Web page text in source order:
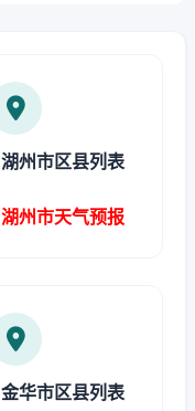
湖州市区县列表
湖州市天气预报
金华市区县列表